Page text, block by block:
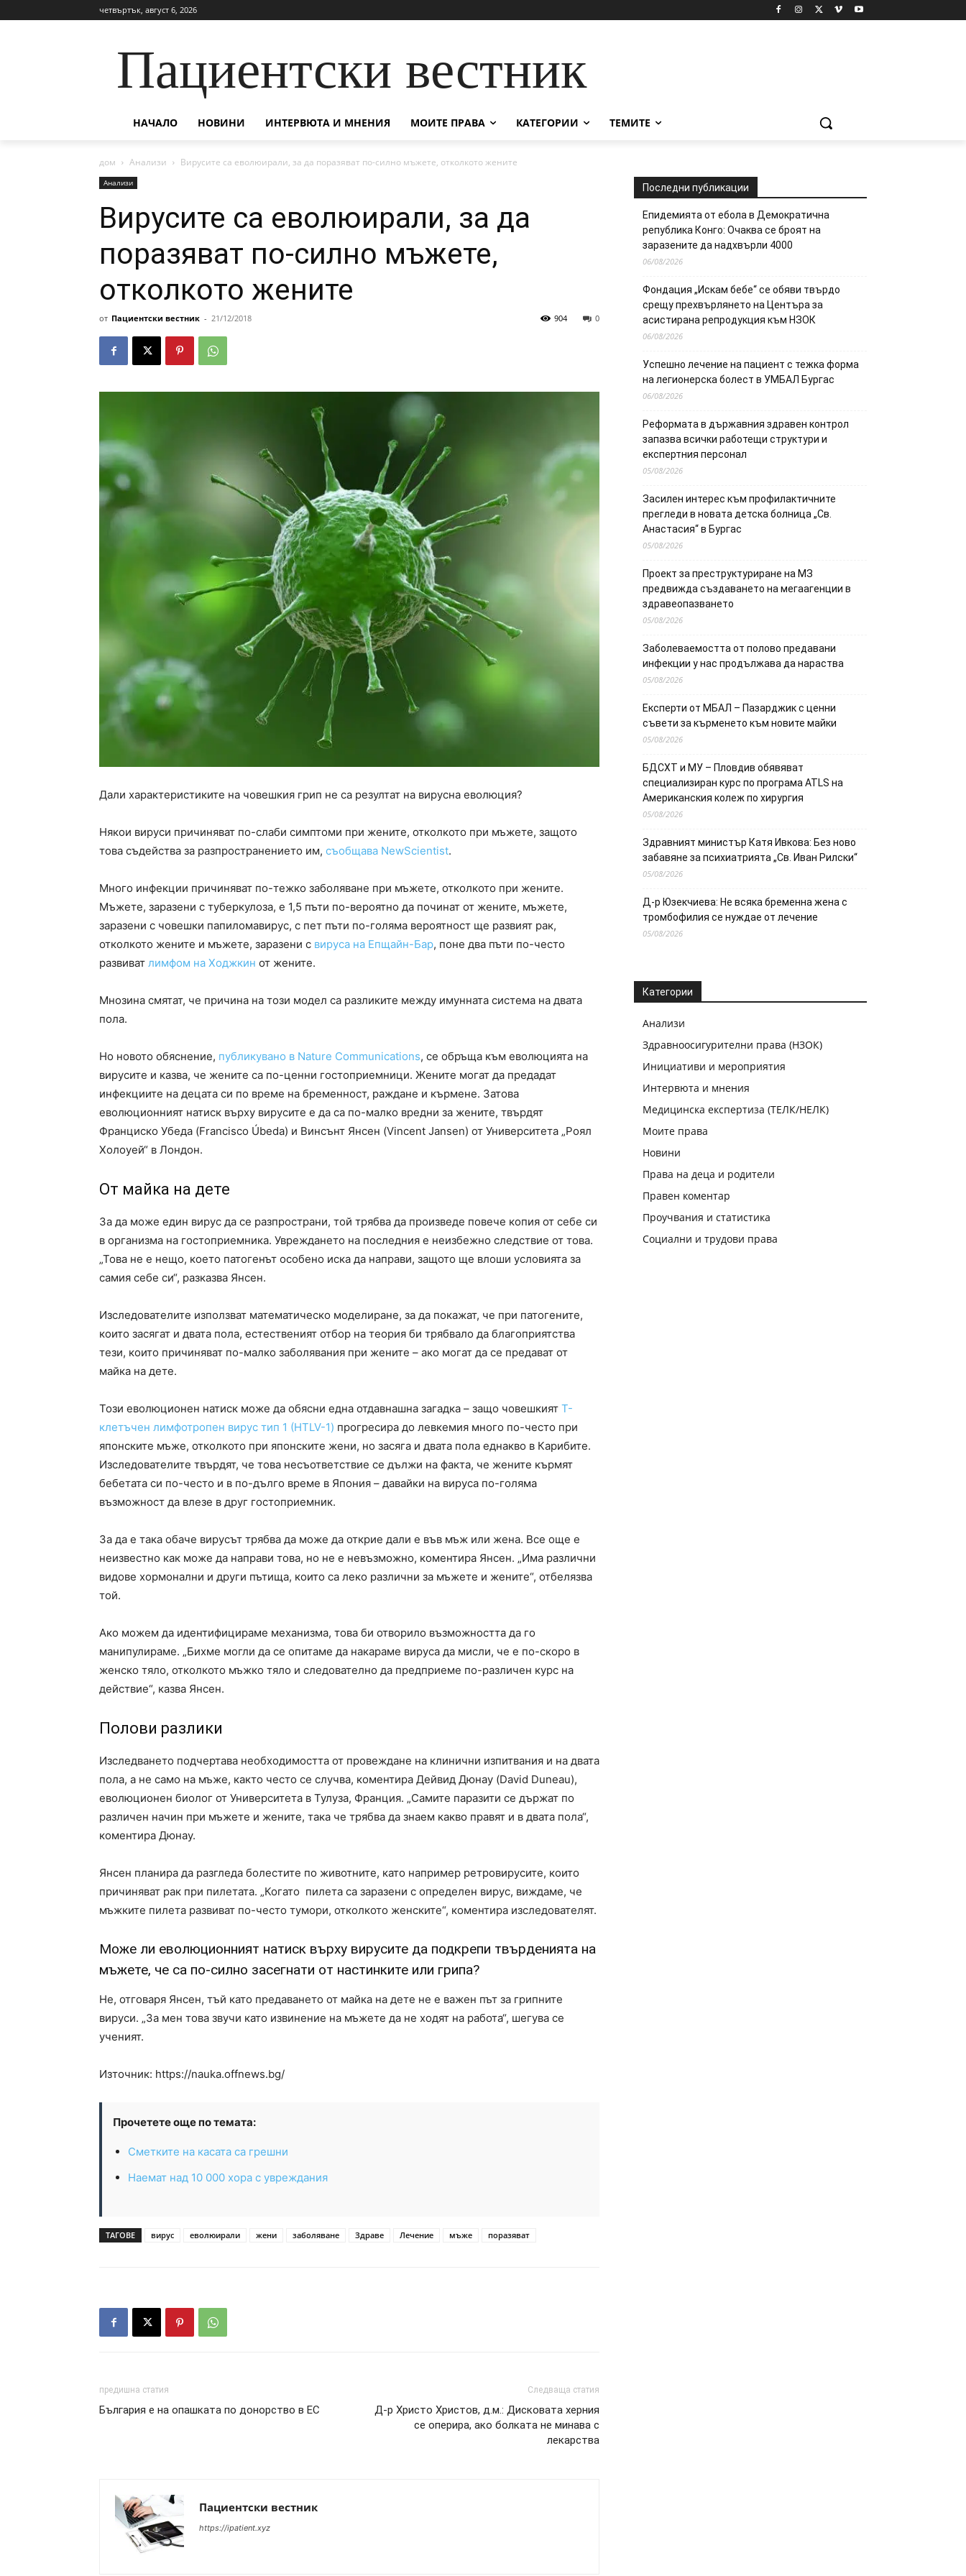
четвъртък, август 6, 2026
Пациентски вестник
НАЧАЛО НОВИНИ ИНТЕРВЮТА И МНЕНИЯ МОИТЕ ПРАВА КАТЕГОРИИ ТЕМИТЕ
дом Анализи Вирусите са еволюирали, за да поразяват по-силно мъжете, отколкото жените
Анализи
Вирусите са еволюирали, за да
поразяват по-силно мъжете,
отколкото жените
от Пациентски вестник - 21/12/2018 0
904
Дали характеристиките на човешкия грип не са резултат на вирусна еволюция?
Някои вируси причиняват по-слаби симптоми при жените, отколкото при мъжете, защото
това съдейства за разпространението им, съобщава NewScientist.
Много инфекции причиняват по-тежко заболяване при мъжете, отколкото при жените.
Мъжете, заразени с туберкулоза, е 1,5 пъти по-вероятно да починат от жените, мъжете,
заразени с човешки папиломавирус, с пет пъти по-голяма вероятност ще развият рак,
отколкото жените и мъжете, заразени с вируса на Епщайн-Бар, поне два пъти по-често
развиват лимфом на Ходжкин от жените.
Мнозина смятат, че причина на този модел са разликите между имунната система на двата
пола.
Но новото обяснение, публикувано в Nature Communications, се обръща към еволюцията на
вирусите и казва, че жените са по-ценни гостоприемници. Жените могат да предадат
инфекциите на децата си по време на бременност, раждане и кърмене. Затова
еволюционният натиск върху вирусите е да са по-малко вредни за жените, твърдят
Франциско Убеда (Francisco Úbeda) и Винсънт Янсен (Vincent Jansen) от Университета „Роял
Холоуей“ в Лондон.
От майка на дете
За да може един вирус да се разпространи, той трябва да произведе повече копия от себе си
в организма на гостоприемника. Увреждането на последния е неизбежно следствие от това.
„Това не е нещо, което патогенът особено иска да направи, защото ще влоши условията за
самия себе си“, разказва Янсен.
Изследователите използват математическо моделиране, за да покажат, че при патогените,
които засягат и двата пола, естественият отбор на теория би трябвало да благоприятства
тези, които причиняват по-малко заболявания при жените – ако могат да се предават от
майка на дете.
Този еволюционен натиск може да обясни една отдавнашна загадка – защо човешкият Т-
клетъчен лимфотропен вирус тип 1 (HTLV-1) прогресира до левкемия много по-често при
японските мъже, отколкото при японските жени, но засяга и двата пола еднакво в Карибите.
Изследователите твърдят, че това несъответствие се дължи на факта, че жените кърмят
бебетата си по-често и в по-дълго време в Япония – давайки на вируса по-голяма
възможност да влезе в друг гостоприемник.
За да е така обаче вирусът трябва да може да открие дали е във мъж или жена. Все още е
неизвестно как може да направи това, но не е невъзможно, коментира Янсен. „Има различни
видове хормонални и други пътища, които са леко различни за мъжете и жените“, отбелязва
той.
Ако можем да идентифицираме механизма, това би отворило възможността да го
манипулираме. „Бихме могли да се опитаме да накараме вируса да мисли, че е по-скоро в
женско тяло, отколкото мъжко тяло и следователно да предприеме по-различен курс на
действие“, казва Янсен.
Полови разлики
Изследването подчертава необходимостта от провеждане на клинични изпитвания и на двата
пола, а не само на мъже, както често се случва, коментира Дейвид Дюнау (David Duneau),
еволюционен биолог от Университета в Тулуза, Франция. „Самите паразити се държат по
различен начин при мъжете и жените, така че трябва да знаем какво правят и в двата пола“,
коментира Дюнау.
Янсен планира да разгледа болестите по животните, като например ретровирусите, които
причиняват рак при пилетата. „Когато пилета са заразени с определен вирус, виждаме, че
мъжките пилета развиват по-често тумори, отколкото женските“, коментира изследователят.
Може ли еволюционният натиск върху вирусите да подкрепи твърденията на
мъжете, че са по-силно засегнати от настинките или грипа?
Не, отговаря Янсен, тъй като предаването от майка на дете не е важен път за грипните
вируси. „За мен това звучи като извинение на мъжете да не ходят на работа“, шегува се
ученият.
Източник: https://nauka.offnews.bg/
Прочетете още по темата:
Сметките на касата са грешни
Наемат над 10 000 хора с увреждания
ТАГОВЕ вирус еволюирали жени заболяване Здраве Лечение мъже поразяват
предишна статия
България е на опашката по донорство в ЕС
Следваща статия
Д-р Христо Христов, д.м.: Дисковата херния
се оперира, ако болката не минава с
лекарства
Пациентски вестник
https://ipatient.xyz
Последни публикации
Епидемията от ебола в Демократична
република Конго: Очаква се броят на
заразените да надхвърли 4000
06/08/2026
Фондация „Искам бебе“ се обяви твърдо
срещу прехвърлянето на Центъра за
асистирана репродукция към НЗОК
06/08/2026
Успешно лечение на пациент с тежка форма
на легионерска болест в УМБАЛ Бургас
06/08/2026
Реформата в държавния здравен контрол
запазва всички работещи структури и
експертния персонал
05/08/2026
Засилен интерес към профилактичните
прегледи в новата детска болница „Св.
Анастасия“ в Бургас
05/08/2026
Проект за преструктуриране на МЗ
предвижда създаването на мегаагенции в
здравеопазването
05/08/2026
Заболеваемостта от полово предавани
инфекции у нас продължава да нараства
05/08/2026
Експерти от МБАЛ – Пазарджик с ценни
съвети за кърменето към новите майки
05/08/2026
БДСХТ и МУ – Пловдив обявяват
специализиран курс по програма ATLS на
Американския колеж по хирургия
05/08/2026
Здравният министър Катя Ивкова: Без ново
забавяне за психиатрията „Св. Иван Рилски“
05/08/2026
Д-р Юзекчиева: Не всяка бременна жена с
тромбофилия се нуждае от лечение
05/08/2026
Категории
Анализи
Здравноосигурителни права (НЗОК)
Инициативи и мероприятия
Интервюта и мнения
Медицинска експертиза (ТЕЛК/НЕЛК)
Моите права
Новини
Права на деца и родители
Правен коментар
Проучвания и статистика
Социални и трудови права